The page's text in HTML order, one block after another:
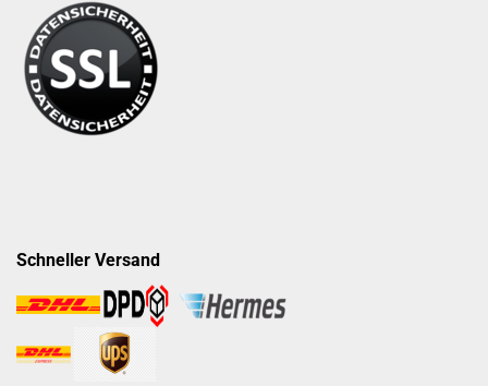
Schneller Versand